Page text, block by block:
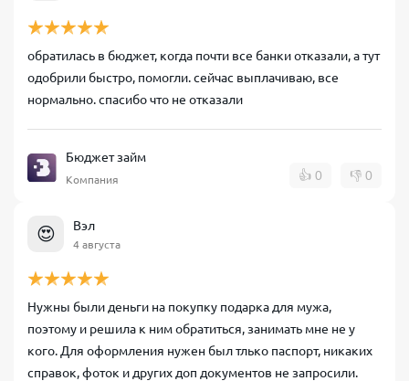
обратилась в бюджет, когда почти все банки отказали, а тут
одобрили быстро, помогли. сейчас выплачиваю, все
нормально. спасибо что не отказали
Бюджет займ
Компания 👍 0 👎 0
😍 Вэл
4 августа
Нужны были деньги на покупку подарка для мужа,
поэтому и решила к ним обратиться, занимать мне не у
кого. Для оформления нужен был тлько паспорт, никаких
справок, фоток и других доп документов не запросили.